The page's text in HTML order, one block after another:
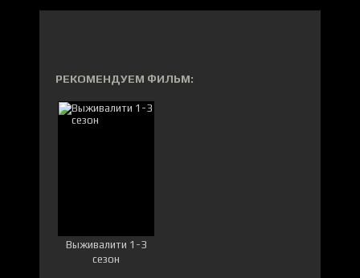
РЕКОМЕНДУЕМ ФИЛЬМ:
Выживалити 1-3
сезон